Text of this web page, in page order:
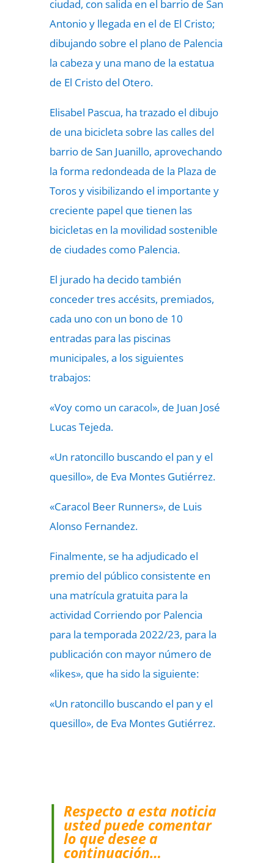
ciudad, con salida en el barrio de San
Antonio y llegada en el de El Cristo;
dibujando sobre el plano de Palencia
la cabeza y una mano de la estatua
de El Cristo del Otero.
Elisabel Pascua, ha trazado el dibujo
de una bicicleta sobre las calles del
barrio de San Juanillo, aprovechando
la forma redondeada de la Plaza de
Toros y visibilizando el importante y
creciente papel que tienen las
bicicletas en la movilidad sostenible
de ciudades como Palencia.
El jurado ha decido también
conceder tres accésits, premiados,
cada uno con un bono de 10
entradas para las piscinas
municipales, a los siguientes
trabajos:
«Voy como un caracol», de Juan José
Lucas Tejeda.
«Un ratoncillo buscando el pan y el
quesillo», de Eva Montes Gutiérrez.
«Caracol Beer Runners», de Luis
Alonso Fernandez.
Finalmente, se ha adjudicado el
premio del público consistente en
una matrícula gratuita para la
actividad Corriendo por Palencia
para la temporada 2022/23, para la
publicación con mayor número de
«likes», que ha sido la siguiente:
«Un ratoncillo buscando el pan y el
quesillo», de Eva Montes Gutiérrez.
Respecto a esta noticia
usted puede comentar
lo que desee a
continuación…